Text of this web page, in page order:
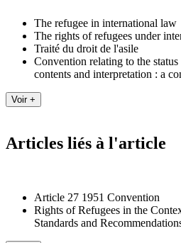
The refugee in international law
The rights of refugees under
Traité du droit de l'asile
Convention relating to the
contents and interpretation : a
Articles liés à l'article
Article 27 1951 Convention
Rights of Refugees in the
Standards and